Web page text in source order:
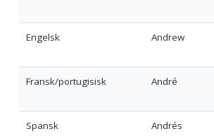
Engelsk Andrew
Fransk/portugisisk André
Spansk Andrés